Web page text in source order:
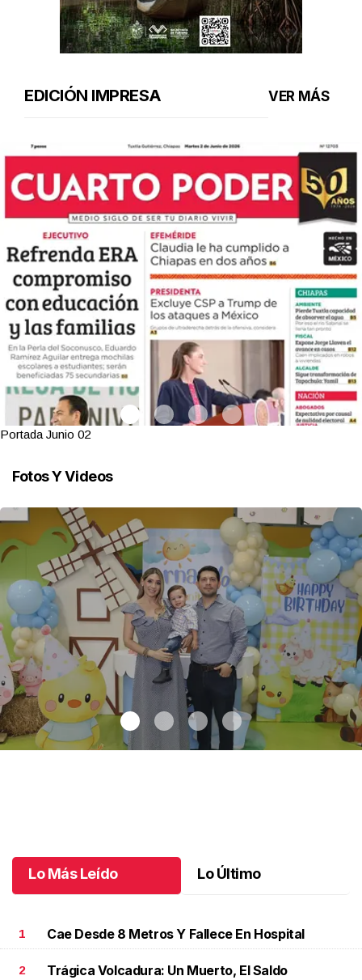
EDICIÓN IMPRESA VER MÁS
Portada Junio 02
Fotos Y Videos
Lo Más Leído Lo Último
1 Cae Desde 8 Metros Y Fallece En Hospital
2 Trágica Volcadura: Un Muerto, El Saldo